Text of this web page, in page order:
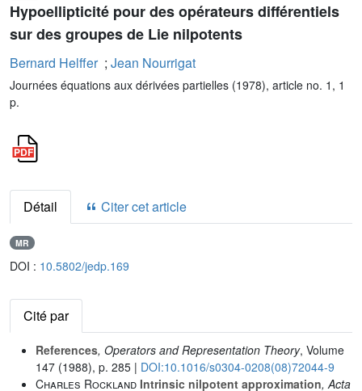
Hypoellipticité pour des opérateurs différentiels
sur des groupes de Lie nilpotents
Bernard Helffer; Jean Nourrigat
Journées équations aux dérivées partielles (1978), article no. 1, 1
p.
Détail Citer cet article
MR
DOI : 10.5802/jedp.169
Cité par
References, Operators and Representation Theory, Volume
147 (1988), p. 285 | DOI:10.1016/s0304-0208(08)72044-9
Charles Rockland Intrinsic nilpotent approximation, Acta